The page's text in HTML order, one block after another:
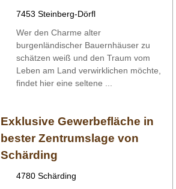
7453 Steinberg-Dörfl
Wer den Charme alter
burgenländischer Bauernhäuser zu
schätzen weiß und den Traum vom
Leben am Land verwirklichen möchte,
findet hier eine seltene ...
Exklusive Gewerbefläche in
bester Zentrumslage von
Schärding
4780 Schärding